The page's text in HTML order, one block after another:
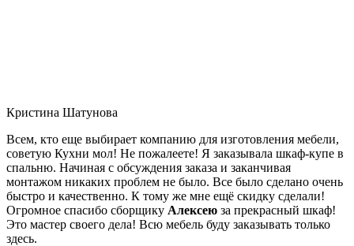
Кристина Шатунова
Всем, кто еще выбирает компанию для изготовления мебели,
советую Кухни мол! Не пожалеете! Я заказывала шкаф-купе в
спальню. Начиная с обсуждения заказа и заканчивая
монтажом никаких проблем не было. Все было сделано очень
быстро и качественно. К тому же мне ещё скидку сделали!
Огромное спасибо сборщику Алексею за прекрасный шкаф!
Это мастер своего дела! Всю мебель буду заказывать только
здесь.